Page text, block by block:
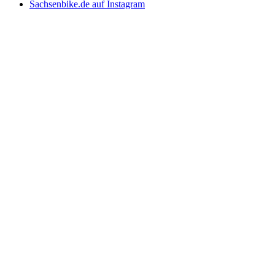
Sachsenbike.de auf Instagram